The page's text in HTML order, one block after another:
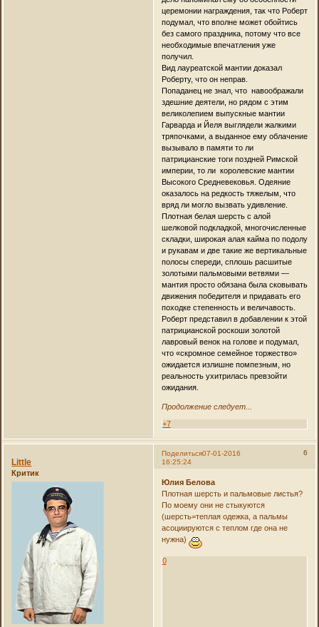
церемонии награждения, так что Роберт
подумал, что вполне может обойтись
без самого праздника, потому что все
необходимые впечатления уже
получил.
Вид лауреатской мантии доказал
Роберту, что он неправ.
Попаданец не знал, что навоображали
здешние деятели, но рядом с этим
великолепием выпускные мантии
Гарварда и Йеля выглядели жалкими
тряпочками, а выданное ему облачение
вызывало в памяти то ли
патрицианские тоги поздней Римской
империи, то ли королевские мантии
Высокого Средневековья. Одеяние
оказалось на редкость тяжелым, что
вряд ли могло вызвать удивление.
Плотная белая шерсть с алой
шелковой подкладкой, многочисленные
складки, широкая алая кайма по подолу
и рукавам и две такие же вертикальные
полосы спереди, сплошь расшитые
золотыми пальмовыми ветвями —
мантия просто обязана была сковывать
движения победителя и придавать его
походке степенность и величавость.
Роберт представил в добавлении к этой
патрицианской роскоши золотой
лавровый венок на голове и подумал,
что «скромное семейное торжество»
ожидается излишне помпезным, но
реальность ухитрилась превзойти
ожидания.
Продолжение следует...
+7
Поделиться 6
07-01-2016
16:25:24
Little
Критик
Юлия Белова
Плотная шерсть и пальмовые листья?
По моему они не стыкуются
(шерсть=теплая одежка, а пальмы
асоциируются с теплом где она не
нужна)
0